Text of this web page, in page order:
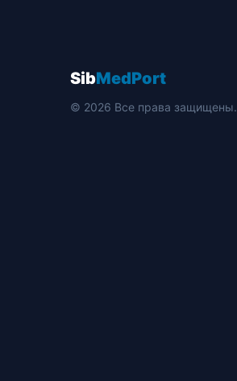
SibMedPort
© 2026 Все права защищены.